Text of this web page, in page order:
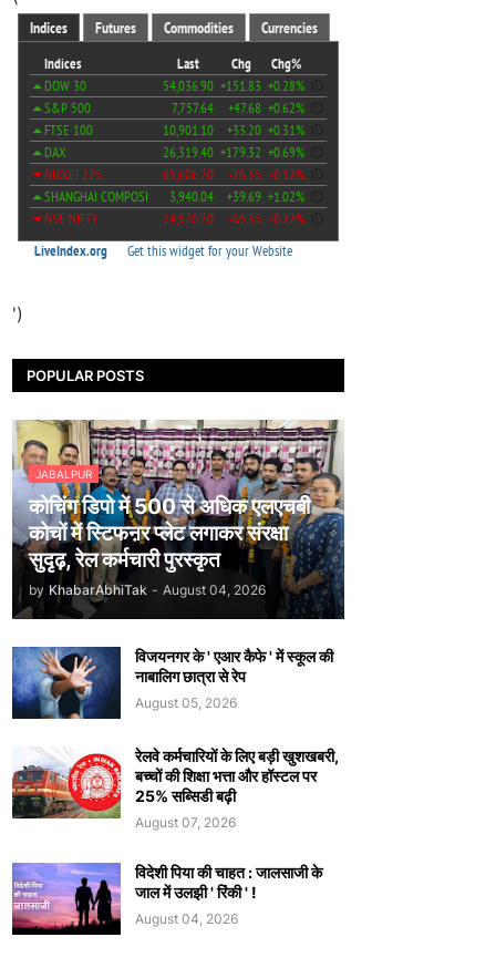
')
POPULAR POSTS
JABALPUR
कोचिंग डिपो में 500 से अधिक एलएचबी
कोचों में स्टिफऩर प्लेट लगाकर संरक्षा
सुदृढ़, रेल कर्मचारी पुरस्कृत
by KhabarAbhiTak - August 04, 2026
विजयनगर के ' एआर कैफे ' में स्कूल की
नाबालिग छात्रा से रेप
August 05, 2026
रेलवे कर्मचारियों के लिए बड़ी खुशखबरी,
बच्चों की शिक्षा भत्ता और हॉस्टल पर
25% सब्सिडी बढ़ी
August 07, 2026
विदेशी पिया की चाहत : जालसाजी के
जाल में उलझी ' रिंकी ' !
August 04, 2026